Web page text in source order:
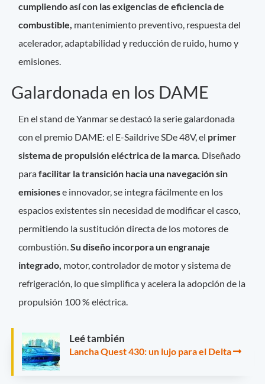
cumpliendo así con las exigencias de eficiencia de
combustible, mantenimiento preventivo, respuesta del
acelerador, adaptabilidad y reducción de ruido, humo y
emisiones.
Galardonada en los DAME
En el stand de Yanmar se destacó la serie galardonada
con el premio DAME: el E-Saildrive SDe 48V, el primer
sistema de propulsión eléctrica de la marca. Diseñado
parafacilitar la transición hacia una navegación sin
emisionese innovador, se integra fácilmente en los
espacios existentes sin necesidad de modificar el casco,
permitiendo la sustitución directa de los motores de
combustión.Su diseño incorpora un engranaje
integrado, motor, controlador de motor y sistema de
refrigeración, lo que simplifica y acelera la adopción de la
propulsión 100 % eléctrica.
Leé también
Lancha Quest 430: un lujo para el Delta